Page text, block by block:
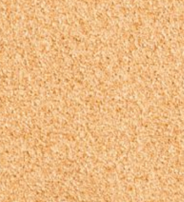
RU
PL
JA
ZH_CN
TH
EL